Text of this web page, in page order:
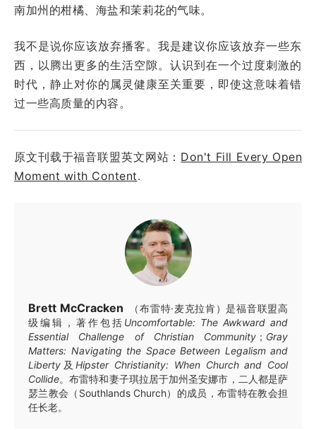
南加州的柑橘、海盐和茉莉花的气味。
我不是说你应该放弃播客。我是建议你应该放弃一些东
西，以腾出更多的生活空隙。认识到在一个过度刺激的
时代，静止对你的属灵健康至关重要，即使这意味着错
过一些高质量的内容。
原文刊载于福音联盟英文网站： Don't Fill Every Open
Moment with Content.
Brett McCracken
（布雷特·麦克拉肯）是福音联盟高
级编辑，著作包括 Uncomfortable: The Awkward and
Essential Challenge of Christian Community ； Gray
Matters: Navigating the Space Between Legalism and
Liberty 及Hipster Christianity: When Church and Cool
Collide。布雷特和妻子琪拉居于加州圣安娜市，二人都是萨
瑟兰教会（Southlands Church）的成员，布雷特在教会担
任长老。